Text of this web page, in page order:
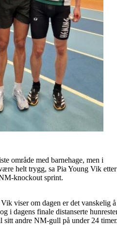
område med barnehage, men i
helt trygg, sa Pia Young Vik etter
knockout sprint.
viser om dagen er det vanskelig å
i dagens finale distanserte
sitt andre NM-gull på under 24